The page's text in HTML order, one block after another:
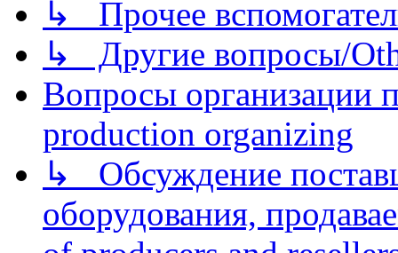
↳ Прочее
↳ Другие вопросы/
Вопросы организации
production organizing
↳ Обсуждение
оборудования,